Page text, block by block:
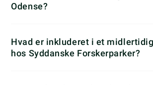
Odense?
Hvad er inkluderet i et
hos Syddanske Forskerparker?